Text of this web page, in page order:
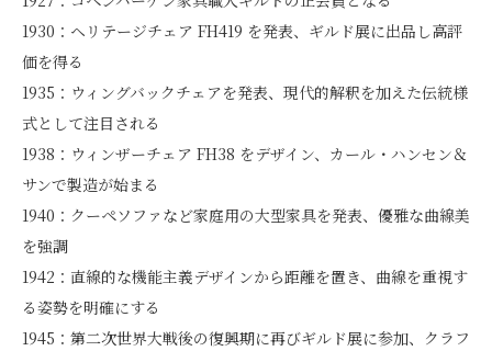
1930：ヘリテージチェア FH419 を発表、ギルド展に出品し高評
価を得る
1935：ウィングバックチェアを発表、現代的解釈を加えた伝統様
式として注目される
1938：ウィンザーチェア FH38 をデザイン、カール・ハンセン＆
サンで製造が始まる
1940：クーペソファなど家庭用の大型家具を発表、優雅な曲線美
を強調
1942：直線的な機能主義デザインから距離を置き、曲線を重視す
る姿勢を明確にする
1945：第二次世界大戦後の復興期に再びギルド展に参加、クラフ